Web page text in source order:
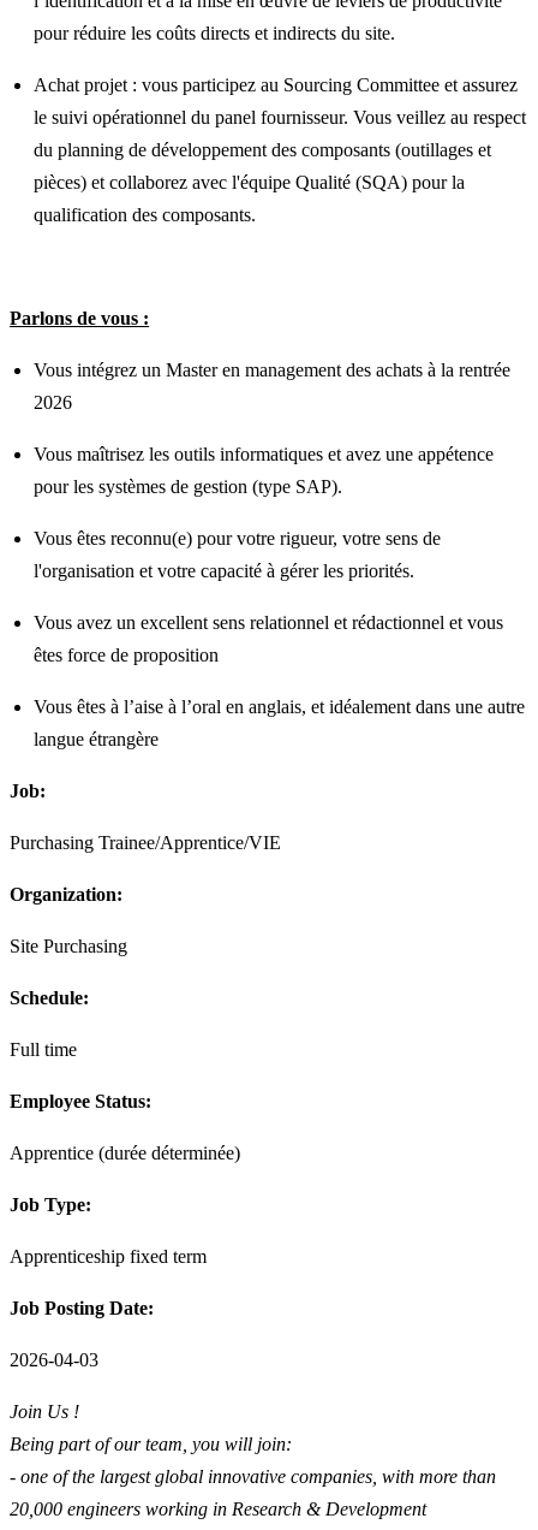
pour réduire les coûts directs et indirects du site.
Achat projet : vous participez au Sourcing Committee et assurez
le suivi opérationnel du panel fournisseur. Vous veillez au respect
du planning de développement des composants (outillages et
pièces) et collaborez avec l'équipe Qualité (SQA) pour la
qualification des composants.
Parlons de vous :
Vous intégrez un Master en management des achats à la rentrée
2026
Vous maîtrisez les outils informatiques et avez une appétence
pour les systèmes de gestion (type SAP).
Vous êtes reconnu(e) pour votre rigueur, votre sens de
l'organisation et votre capacité à gérer les priorités.
Vous avez un excellent sens relationnel et rédactionnel et vous
êtes force de proposition
Vous êtes à l’aise à l’oral en anglais, et idéalement dans une autre
langue étrangère
Job:
Purchasing Trainee/Apprentice/VIE
Organization:
Site Purchasing
Schedule:
Full time
Employee Status:
Apprentice (durée déterminée)
Job Type:
Apprenticeship fixed term
Job Posting Date:
2026-04-03
Join Us !
Being part of our team, you will join:
- one of the largest global innovative companies, with more than
20,000 engineers working in Research & Development